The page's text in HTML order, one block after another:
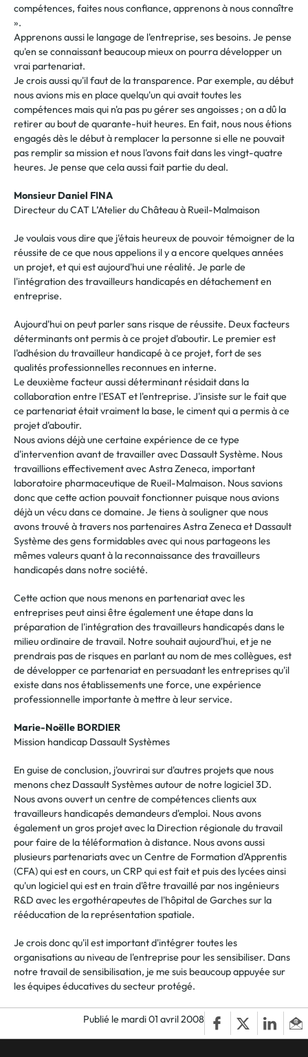
compétences, faites nous confiance, apprenons à nous connaître
».
Apprenons aussi le langage de l'entreprise, ses besoins. Je pense
qu'en se connaissant beaucoup mieux on pourra développer un
vrai partenariat.
Je crois aussi qu'il faut de la transparence. Par exemple, au début
nous avions mis en place quelqu'un qui avait toutes les
compétences mais qui n'a pas pu gérer ses angoisses ; on a dû la
retirer au bout de quarante-huit heures. En fait, nous nous étions
engagés dès le début à remplacer la personne si elle ne pouvait
pas remplir sa mission et nous l'avons fait dans les vingt-quatre
heures. Je pense que cela aussi fait partie du deal.
Monsieur Daniel FINA
Directeur du CAT L’Atelier du Château à Rueil-Malmaison
Je voulais vous dire que j'étais heureux de pouvoir témoigner de la
réussite de ce que nous appelions il y a encore quelques années
un projet, et qui est aujourd'hui une réalité. Je parle de
l'intégration des travailleurs handicapés en détachement en
entreprise.
Aujourd'hui on peut parler sans risque de réussite. Deux facteurs
déterminants ont permis à ce projet d'aboutir. Le premier est
l'adhésion du travailleur handicapé à ce projet, fort de ses
qualités professionnelles reconnues en interne.
Le deuxième facteur aussi déterminant résidait dans la
collaboration entre l'ESAT et l'entreprise. J'insiste sur le fait que
ce partenariat était vraiment la base, le ciment qui a permis à ce
projet d'aboutir.
Nous avions déjà une certaine expérience de ce type
d'intervention avant de travailler avec Dassault Système. Nous
travaillions effectivement avec Astra Zeneca, important
laboratoire pharmaceutique de Rueil-Malmaison. Nous savions
donc que cette action pouvait fonctionner puisque nous avions
déjà un vécu dans ce domaine. Je tiens à souligner que nous
avons trouvé à travers nos partenaires Astra Zeneca et Dassault
Système des gens formidables avec qui nous partageons les
mêmes valeurs quant à la reconnaissance des travailleurs
handicapés dans notre société.
Cette action que nous menons en partenariat avec les
entreprises peut ainsi être également une étape dans la
préparation de l'intégration des travailleurs handicapés dans le
milieu ordinaire de travail. Notre souhait aujourd'hui, et je ne
prendrais pas de risques en parlant au nom de mes collègues, est
de développer ce partenariat en persuadant les entreprises qu'il
existe dans nos établissements une force, une expérience
professionnelle importante à mettre à leur service.
Marie-Noëlle BORDIER
Mission handicap Dassault Systèmes
En guise de conclusion, j'ouvrirai sur d'autres projets que nous
menons chez Dassault Systèmes autour de notre logiciel 3D.
Nous avons ouvert un centre de compétences clients aux
travailleurs handicapés demandeurs d'emploi. Nous avons
également un gros projet avec la Direction régionale du travail
pour faire de la téléformation à distance. Nous avons aussi
plusieurs partenariats avec un Centre de Formation d'Apprentis
(CFA) qui est en cours, un CRP qui est fait et puis des lycées ainsi
qu'un logiciel qui est en train d'être travaillé par nos ingénieurs
R&D avec les ergothérapeutes de l'hôpital de Garches sur la
rééducation de la représentation spatiale.
Je crois donc qu'il est important d'intégrer toutes les
organisations au niveau de l'entreprise pour les sensibiliser. Dans
notre travail de sensibilisation, je me suis beaucoup appuyée sur
les équipes éducatives du secteur protégé.
Publié le mardi 01 avril 2008